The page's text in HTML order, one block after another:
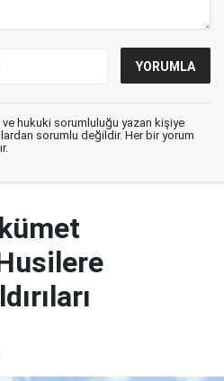
ve hukuki sorumluluğu yazan kişiye
sorumlu değildir. Her bir yorum